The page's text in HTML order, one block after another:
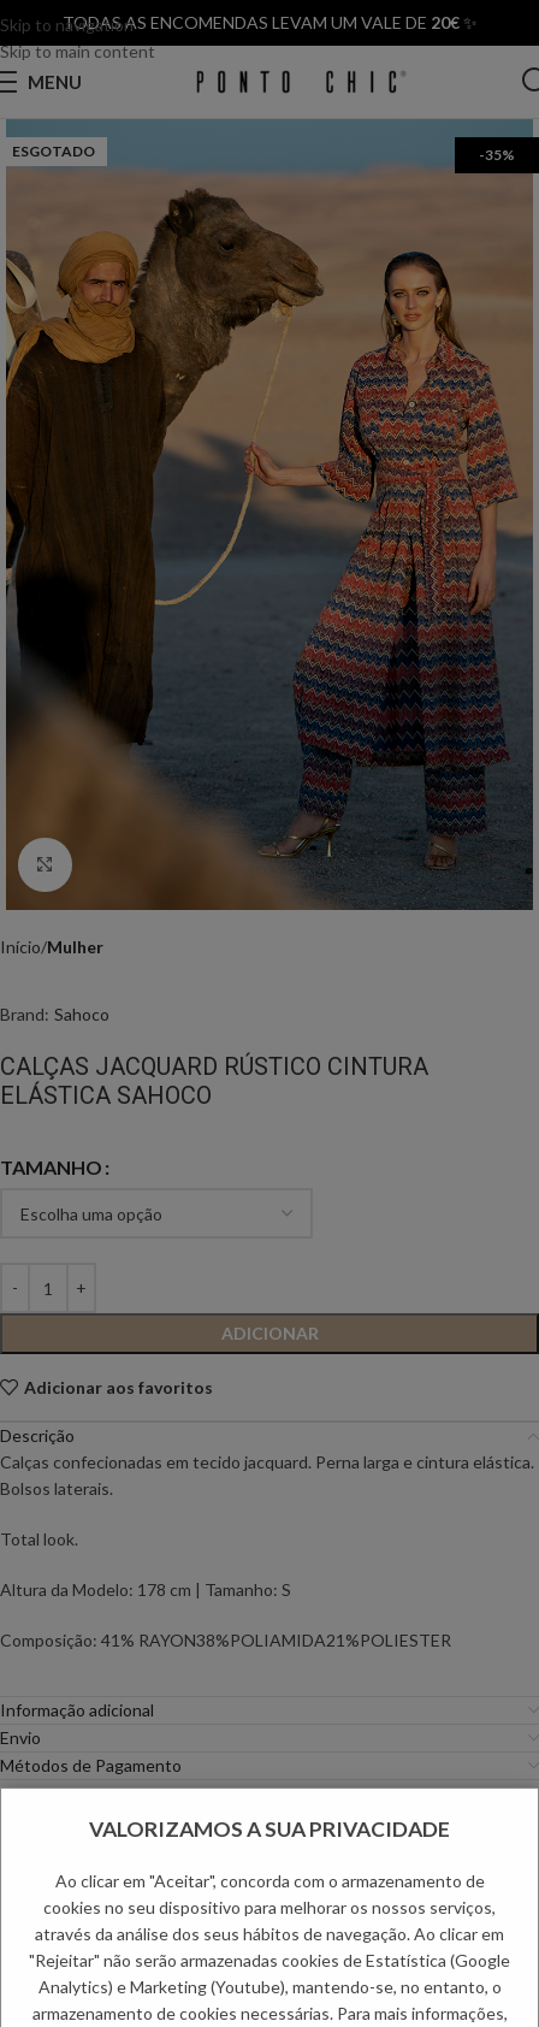
Skip to navigation
Skip to main content
TODAS AS ENCOMENDAS LEVAM UM VALE DE 20€✨
MENU
ESGOTADO -35%
Click to enlarge
Início Mulher
Brand: Sahoco
CALÇAS JACQUARD RÚSTICO CINTURA
ELÁSTICA SAHOCO
TAMANHO
ADICIONAR
Adicionar aos favoritos
Descrição
Calças confecionadas em tecido jacquard. Perna larga e cintura elástica.
Bolsos laterais.
Total look.
Altura da Modelo: 178 cm | Tamanho: S
Composição: 41% RAYON38%POLIAMIDA21%POLIESTER
Informação adicional
Envio
Métodos de Pagamento
Trocas e Devoluções
PRODUTOS RELACIONADOS:
NOVO
VALORIZAMOS A SUA PRIVACIDADE
Ao clicar em "Aceitar", concorda com o armazenamento de
cookies no seu dispositivo para melhorar os nossos serviços,
através da análise dos seus hábitos de navegação. Ao clicar em
"Rejeitar" não serão armazenadas cookies de Estatística (Google
Analytics) e Marketing (Youtube), mantendo-se, no entanto, o
armazenamento de cookies necessárias. Para mais informações,